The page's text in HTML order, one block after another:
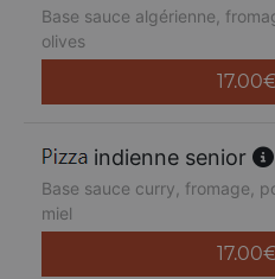
Base sauce algérienne,
olives
17.00
indienne senior
Base sauce curry, fromage,
miel
17.00